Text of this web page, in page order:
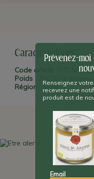
PLUS D'INFO :
Les fleurs
sont traditionnellement
Cologne, les bouquets de
produit dans la région de
énergétiques, calmantes,
Caractéristiques
Code article :
Poids :
Région :
Sicile
Prévenez-
Renseignez
recevrez une
produit est de
Email